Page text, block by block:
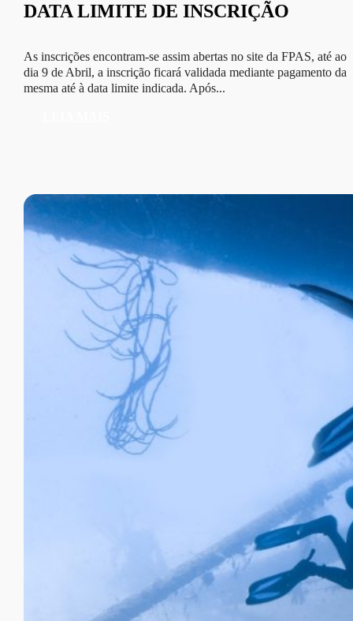
DATA LIMITE DE INSCRIÇÃO
As inscrições encontram-se assim abertas no site da FPAS, até ao
dia 9 de Abril, a inscrição ficará validada mediante pagamento da
mesma até à data limite indicada. Após...